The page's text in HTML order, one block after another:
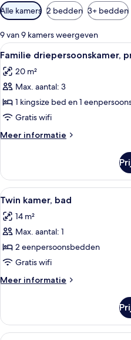
Beschikbare
filters
voor
kamers
Alle kamers 2 bedden 3+ bedden
9 van 9 kamers weergeven
Alle
foto's
voor
Familie
driepersoonskamer,
privébadkamer
laden
6
Familie driepersoonskamer,
20 m²
Max. aantal: 3
1 kingsize bed en 1
Gratis wifi
Meer informatie
Meer
driepersoonskamer,
privébadkamer
Alle
foto's
voor
Twin
kamer,
bad
laden
4
Twin kamer, bad
14 m²
Max. aantal: 1
2 eenpersoonsbedden
Gratis wifi
Meer informatie
Meer
kamer,
bad